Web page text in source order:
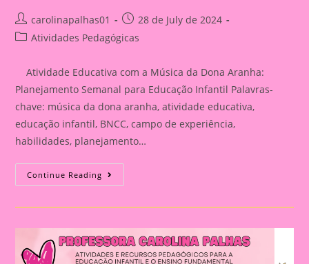
Post
author:
carolinapalhas01
Post
published:
28 de July de 2024
PostAtividades Pedagógicas
Atividade Educativa com a Música da Dona Aranha:
Planejamento Semanal para Educação Infantil Palavras-
chave: música da dona aranha, atividade educativa,
educação infantil, BNCC, campo de experiência,
habilidades, planejamento…
Continue Reading Atividade
Educativa
A
Dona
Aranha:
Planejamento